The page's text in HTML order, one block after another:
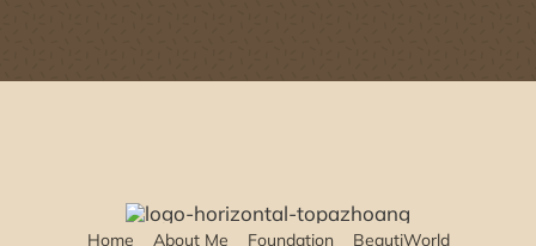
Home About Me Foundation BeautiWorld